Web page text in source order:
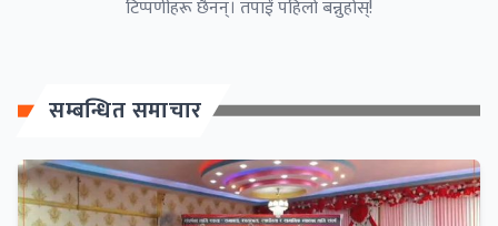
टिप्पणीहरू छैनन्। तपाईं पहिलो बन्नुहोस्!
सम्बन्धित समाचार